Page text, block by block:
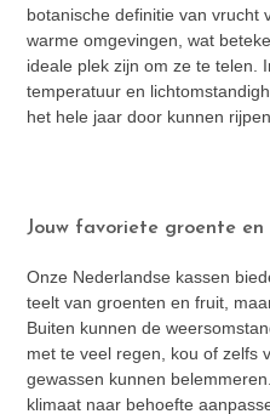
botanische definitie van vrucht
warme omgevingen, wat
ideale plek zijn om ze te telen.
temperatuur en
het hele jaar door kunnen rijpen.
Jouw favoriete groente
Onze Nederlandse kassen
teelt van groenten en fruit,
Buiten kunnen de
met te veel regen, kou of zelfs
gewassen kunnen
klimaat naar behoefte